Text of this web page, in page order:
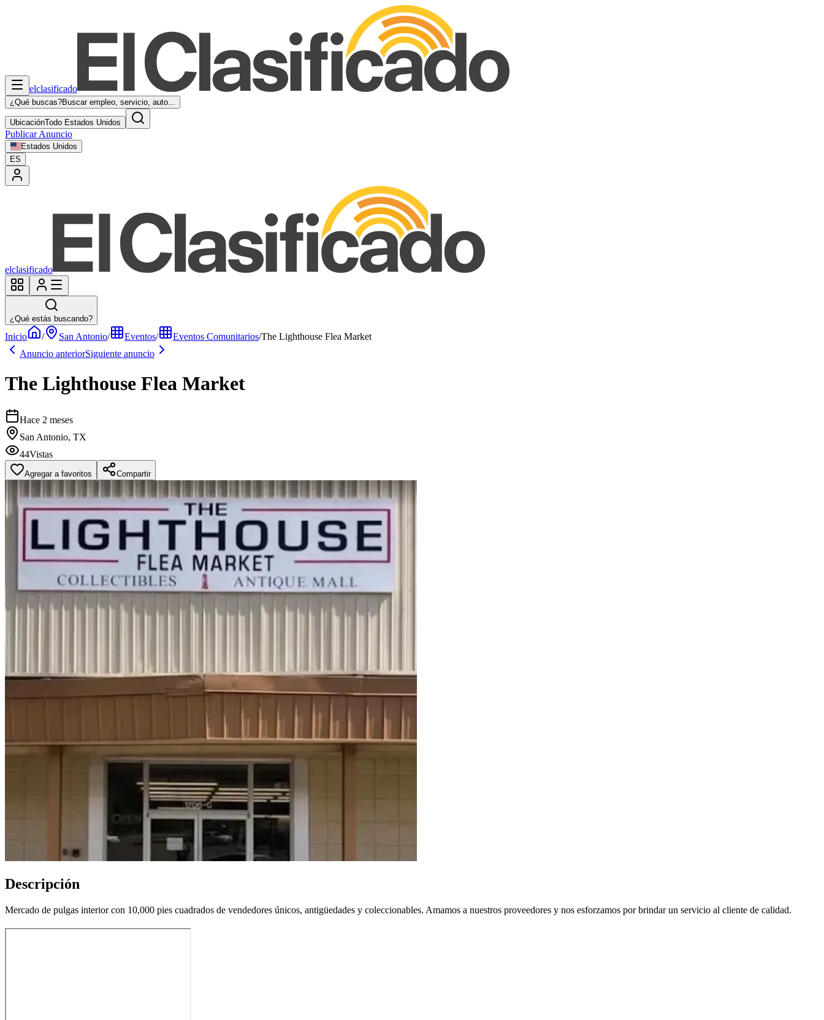
elclasificado
¿Qué buscas?Buscar empleo, servicio, auto...
UbicaciónTodo Estados Unidos
Publicar Anuncio
Estados Unidos
ES
elclasificado
¿Qué estás buscando?
Inicio / San Antonio/ Eventos/ Eventos Comunitarios/The Lighthouse Flea Market
Anuncio anteriorSiguiente anuncio
The Lighthouse Flea Market
Hace 2 meses
San Antonio, TX
44Vistas
Agregar a favoritos Compartir
Descripción
Mercado de pulgas interior con 10,000 pies cuadrados de vendedores únicos, antigüedades y coleccionables. Amamos a nuestros proveedores y nos esforzamos por brindar un servicio al cliente de calidad.